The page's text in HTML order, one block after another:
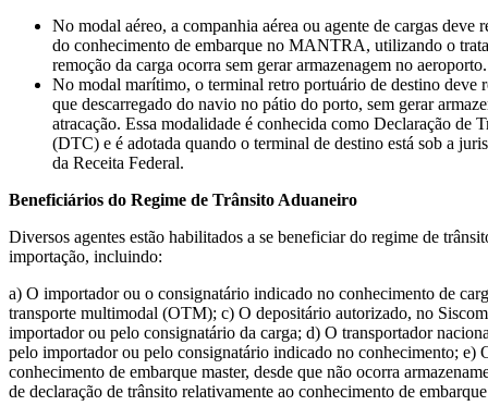
No modal aéreo, a companhia aérea ou agente de cargas deve
do conhecimento de embarque no MANTRA, utilizando o
remoção da carga ocorra sem gerar armazenagem no aeroporto.
No modal marítimo, o terminal retro portuário de destino deve
que descarregado do navio no pátio do porto, sem gerar
atracação. Essa modalidade é conhecida como Declaração de
(DTC) e é adotada quando o terminal de destino está sob a
da Receita Federal.
Beneficiários do Regime de Trânsito Aduaneiro
Diversos agentes estão habilitados a se beneficiar do regime de
importação, incluindo:
a) O importador ou o consignatário indicado no conhecimento de
transporte multimodal (OTM); c) O depositário autorizado, no
importador ou pelo consignatário da carga; d) O transportador
pelo importador ou pelo consignatário indicado no conhecimento; e)
conhecimento de embarque master, desde que não ocorra
de declaração de trânsito relativamente ao conhecimento de